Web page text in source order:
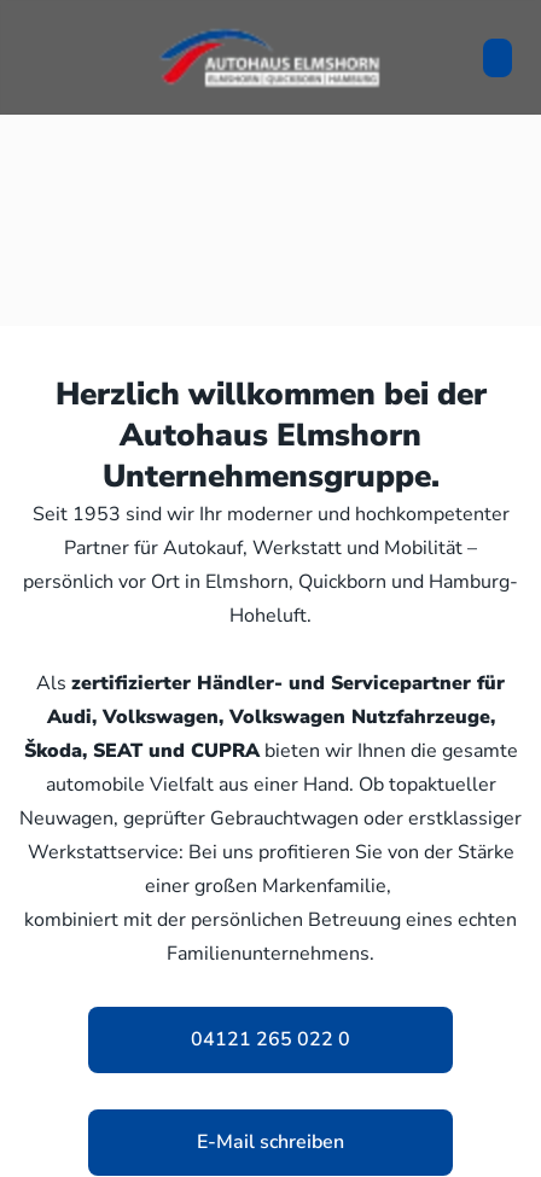
Herzlich willkommen bei der
Autohaus Elmshorn
Unternehmensgruppe.
Seit 1953 sind wir Ihr moderner und hochkompetenter
Partner für Autokauf, Werkstatt und Mobilität –
persönlich vor Ort in Elmshorn, Quickborn und Hamburg-
Hoheluft.
Als zertifizierter Händler- und Servicepartner für
Audi, Volkswagen, Volkswagen Nutzfahrzeuge,
Škoda, SEAT und CUPRAbieten wir Ihnen die gesamte
automobile Vielfalt aus einer Hand. Ob topaktueller
Neuwagen, geprüfter Gebrauchtwagen oder erstklassiger
Werkstattservice: Bei uns profitieren Sie von der Stärke
einer großen Markenfamilie,
kombiniert mit der persönlichen Betreuung eines echten
Familienunternehmens.
04121 265 022 0
E-Mail schreiben